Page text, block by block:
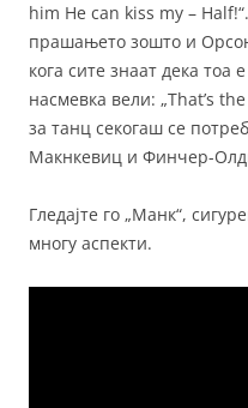
him He can kiss my –
прашањето зошто и
кога сите знаат дека тоа
насмевка вели: „That’s
за танц секогаш се
Макнкевиц и Финчер-
Гледајте го „Манк“,
многу аспекти.